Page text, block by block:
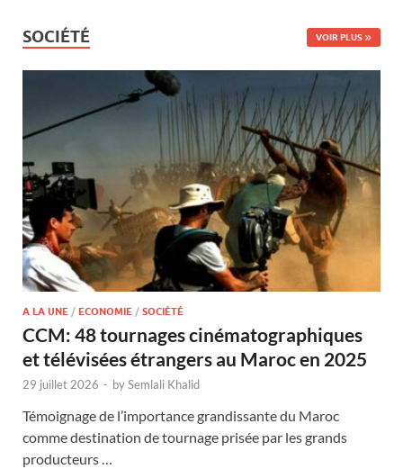
SOCIÉTÉ VOIR PLUS
A LA UNE / ECONOMIE / SOCIÉTÉ
CCM: 48 tournages cinématographiques
et télévisées étrangers au Maroc en 2025
29 juillet 2026 - bySemlali Khalid
Témoignage de l’importance grandissante du Maroc
comme destination de tournage prisée par les grands
producteurs …